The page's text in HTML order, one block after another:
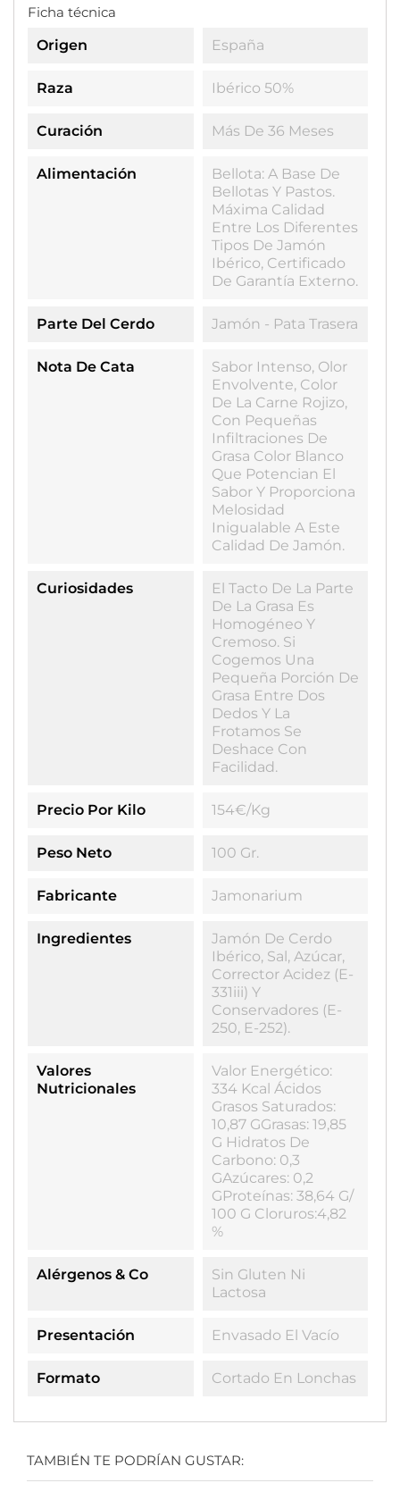
Ficha técnica
Origen
España
Raza Ibérico 50%
Curación Más De 36 Meses
Alimentación
Bellota: A Base De
Bellotas Y Pastos.
Máxima Calidad
Entre Los Diferentes
Tipos De Jamón
Ibérico, Certificado
De Garantía Externo.
Parte Del Cerdo Jamón - Pata Trasera
Nota De Cata
Sabor Intenso, Olor
Envolvente, Color
De La Carne Rojizo,
Con Pequeñas
Infiltraciones De
Grasa Color Blanco
Que Potencian El
Sabor Y Proporciona
Melosidad
Inigualable A Este
Calidad De Jamón.
Curiosidades
El Tacto De La Parte
De La Grasa Es
Homogéneo Y
Cremoso. Si
Cogemos Una
Pequeña Porción De
Grasa Entre Dos
Dedos Y La
Frotamos Se
Deshace Con
Facilidad.
Precio Por Kilo 154€/kg
Peso Neto 100 Gr.
Fabricante Jamonarium
Ingredientes
Jamón De Cerdo
Ibérico, Sal, Azúcar,
Corrector Acidez (E-
331iii) Y
Conservadores (E-
250, E-252).
Valores
Nutricionales
Valor Energético:
334 Kcal Ácidos
Grasos Saturados:
10,87 GGrasas: 19,85
G Hidratos De
Carbono: 0,3
GAzúcares: 0,2
GProteínas: 38,64 G/
100 G Cloruros:4,82
%
Alérgenos & Co
Sin Gluten Ni
Lactosa
Presentación Envasado El Vacío
Formato Cortado En Lonchas
TAMBIÉN TE PODRÍAN GUSTAR: